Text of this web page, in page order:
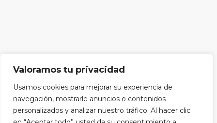
Valoramos tu privacidad
Usamos cookies para mejorar su experiencia de
navegación, mostrarle anuncios o contenidos
personalizados y analizar nuestro tráfico. Al hacer clic